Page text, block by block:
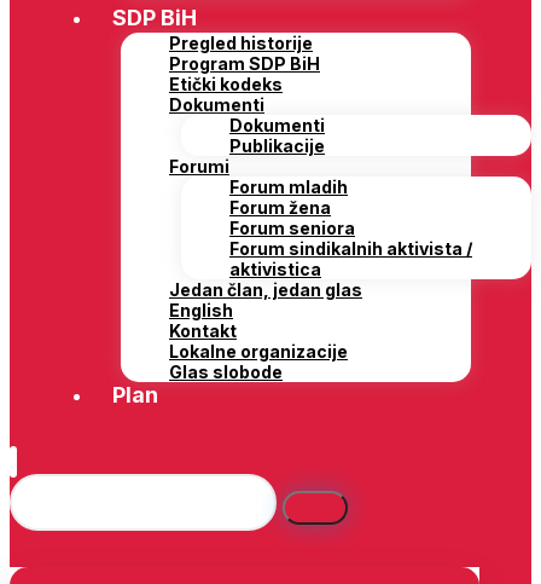
SDP BiH
Pregled historije
Program SDP BiH
Etički kodeks
Dokumenti
Dokumenti
Publikacije
Forumi
Forum mladih
Forum žena
Forum seniora
Forum sindikalnih aktivista /
aktivistica
Jedan član, jedan glas
English
Kontakt
Lokalne organizacije
Glas slobode
Plan